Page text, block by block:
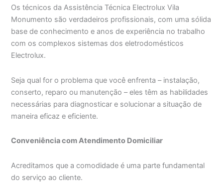
Os técnicos da Assistência Técnica Electrolux Vila
Monumento são verdadeiros profissionais, com uma sólida
base de conhecimento e anos de experiência no trabalho
com os complexos sistemas dos eletrodomésticos
Electrolux.
Seja qual for o problema que você enfrenta – instalação,
conserto, reparo ou manutenção – eles têm as habilidades
necessárias para diagnosticar e solucionar a situação de
maneira eficaz e eficiente.
Conveniência com Atendimento Domiciliar
Acreditamos que a comodidade é uma parte fundamental
do serviço ao cliente.